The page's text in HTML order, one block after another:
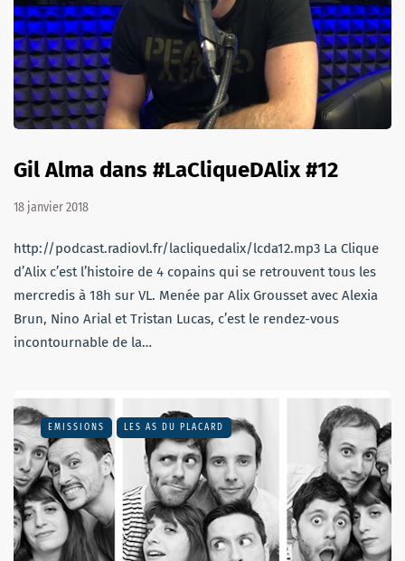
Gil Alma dans #LaCliqueDAlix #12
18 janvier 2018
http://podcast.radiovl.fr/lacliquedalix/lcda12.mp3 La Clique
d’Alix c’est l’histoire de 4 copains qui se retrouvent tous les
mercredis à 18h sur VL. Menée par Alix Grousset avec Alexia
Brun, Nino Arial et Tristan Lucas, c’est le rendez-vous
incontournable de la…
EMISSIONS LES AS DU PLACARD